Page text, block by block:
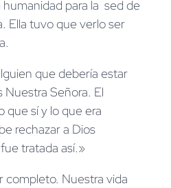
para la sed de
Ella tuvo que verlo ser
que debería estar
Señora. El
que sí y lo que era
rechazar a Dios
tratada así.»
completo. Nuestra vida